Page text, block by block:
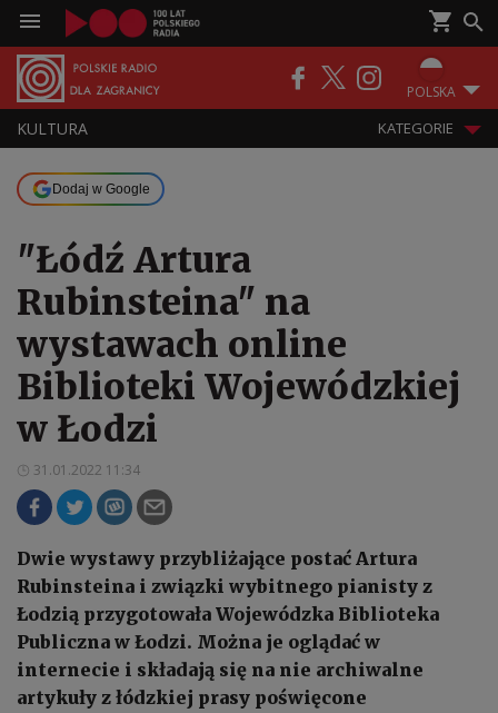
POLSKA
KULTURA KATEGORIE
Dodaj w Google
"Łódź Artura
Rubinsteina" na
wystawach online
Biblioteki Wojewódzkiej
w Łodzi
31.01.2022 11:34
Dwie wystawy przybliżające postać Artura
Rubinsteina i związki wybitnego pianisty z
Łodzią przygotowała Wojewódzka Biblioteka
Publiczna w Łodzi. Można je oglądać w
internecie i składają się na nie archiwalne
artykuły z łódzkiej prasy poświęcone